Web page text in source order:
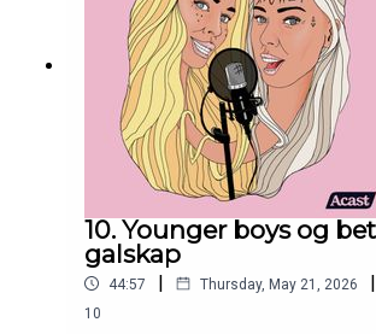
10. Younger boys og
galskap
44:57 | Thursday, May 21, 2026 |
10